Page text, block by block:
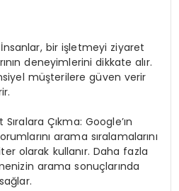
İnsanlar, bir işletmeyi ziyaret
deneyimlerini dikkate alır.
müşterilere güven verir
Çıkma: Google’ın
arama sıralamalarını
olarak kullanır. Daha fazla
arama sonuçlarında